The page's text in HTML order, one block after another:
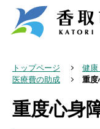
トップページ 健康
医療費の助成
重度
本
重度心身